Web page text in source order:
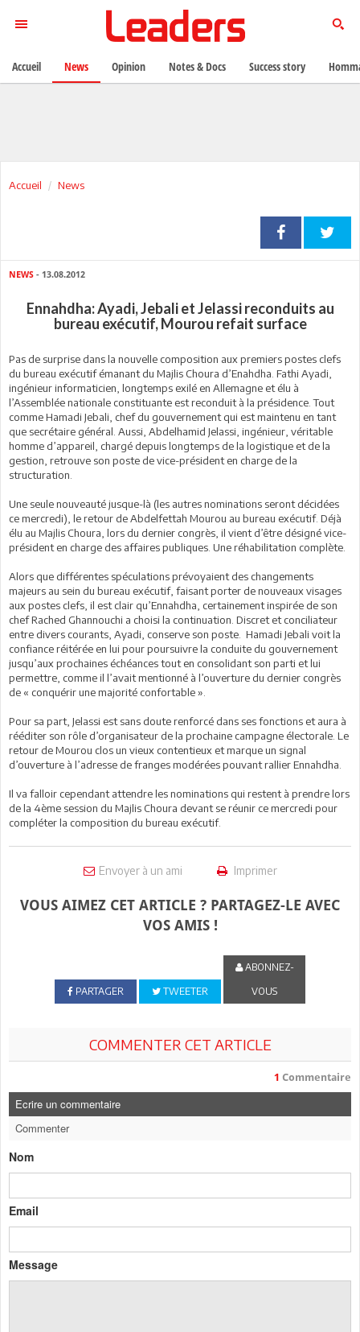
Accueil News
NEWS - 13.08.2012
Ennahdha: Ayadi, Jebali et Jelassi reconduits au
bureau exécutif, Mourou refait surface
Pas de surprise dans la nouvelle composition aux premiers postes clefs
du bureau exécutif émanant du Majlis Choura d’Enahdha. Fathi Ayadi,
ingénieur informaticien, longtemps exilé en Allemagne et élu à
l’Assemblée nationale constituante est reconduit à la présidence. Tout
comme Hamadi Jebali, chef du gouvernement qui est maintenu en tant
que secrétaire général. Aussi, Abdelhamid Jelassi, ingénieur, véritable
homme d’appareil, chargé depuis longtemps de la logistique et de la
gestion, retrouve son poste de vice-président en charge de la
structuration.
Une seule nouveauté jusque-là (les autres nominations seront décidées
ce mercredi), le retour de Abdelfettah Mourou au bureau exécutif. Déjà
élu au Majlis Choura, lors du dernier congrès, il vient d’être désigné vice-
président en charge des affaires publiques. Une réhabilitation complète.
Alors que différentes spéculations prévoyaient des changements
majeurs au sein du bureau exécutif, faisant porter de nouveaux visages
aux postes clefs, il est clair qu’Ennahdha, certainement inspirée de son
chef Rached Ghannouchi a choisi la continuation. Discret et conciliateur
entre divers courants, Ayadi, conserve son poste. Hamadi Jebali voit la
confiance réitérée en lui pour poursuivre la conduite du gouvernement
jusqu’aux prochaines échéances tout en consolidant son parti et lui
permettre, comme il l’avait mentionné à l’ouverture du dernier congrès
de « conquérir une majorité confortable ».
Pour sa part, Jelassi est sans doute renforcé dans ses fonctions et aura à
rééditer son rôle d’organisateur de la prochaine campagne électorale. Le
retour de Mourou clos un vieux contentieux et marque un signal
d’ouverture à l’adresse de franges modérées pouvant rallier Ennahdha.
Il va falloir cependant attendre les nominations qui restent à prendre lors
de la 4ème session du Majlis Choura devant se réunir ce mercredi pour
compléter la composition du bureau exécutif.
Envoyer à un ami Imprimer
VOUS AIMEZ CET ARTICLE ? PARTAGEZ-LE AVEC
VOS AMIS !
PARTAGER TWEETER
ABONNEZ-
VOUS
COMMENTER CET ARTICLE
1 Commentaire
Ecrire un commentaire
Commenter
Nom
Email
Message
Accueil News Opinion Notes & Docs Success story